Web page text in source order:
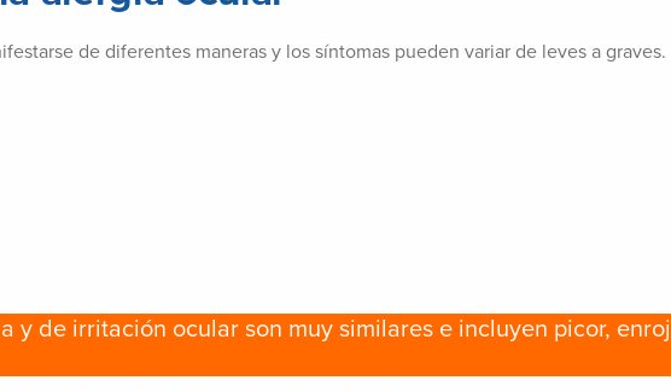
de diferentes maneras y los síntomas pueden variar de leves a
y de irritación ocular son muy similares e incluyen picor,